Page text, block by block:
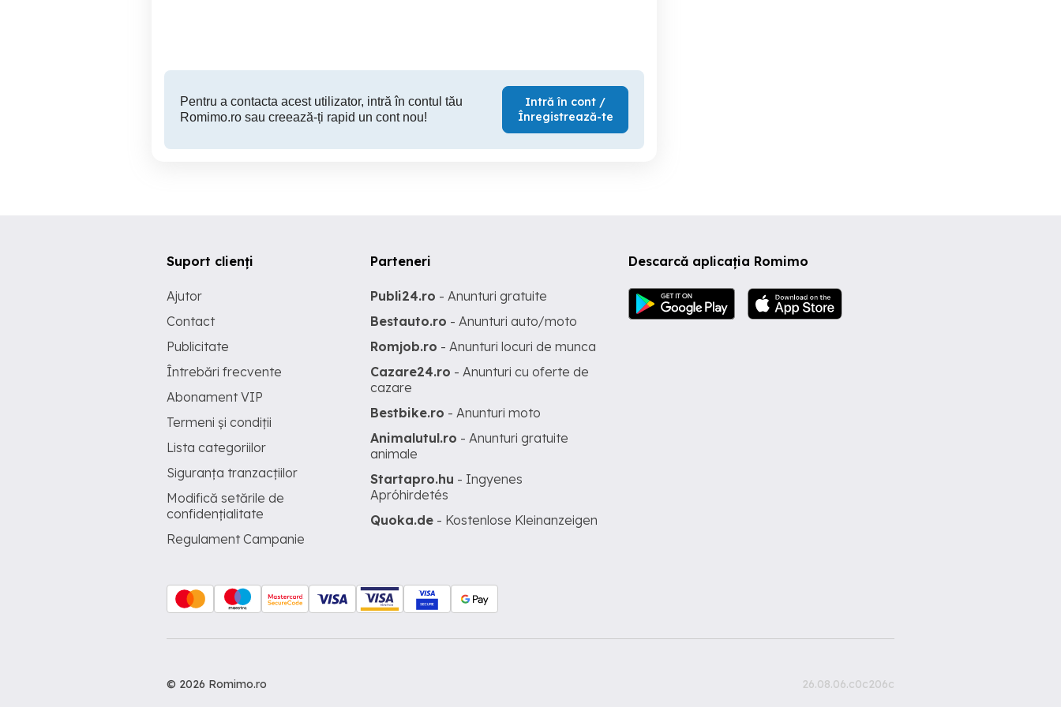
Pentru a contacta acest utilizator, intră în contul tău
Romimo.ro sau creează-ți rapid un cont nou!
Intră în cont /
Înregistrează-te
Descarcă aplicația Romimo
Suport clienți
Ajutor
Contact
Publicitate
Întrebări frecvente
Abonament VIP
Termeni și condiții
Lista categoriilor
Siguranța tranzacțiilor
Modifică setările de
confidențialitate
Regulament Campanie
Parteneri
Publi24.ro - Anunturi gratuite
Bestauto.ro - Anunturi auto/moto
Romjob.ro - Anunturi locuri de munca
Cazare24.ro - Anunturi cu oferte de
cazare
Bestbike.ro - Anunturi moto
Animalutul.ro - Anunturi gratuite
animale
Startapro.hu - Ingyenes
Apróhirdetés
Quoka.de - Kostenlose Kleinanzeigen
© 2026 Romimo.ro 26.08.06.c0c206c